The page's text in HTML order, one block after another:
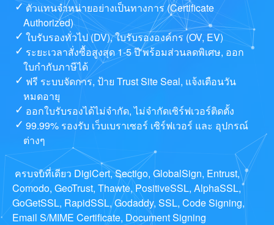
ตัวแทนจำหน่ายอย่างเป็นทางการ (Certificate
Authorized)
ใบรับรองทั่วไป (DV), ใบรับรององค์กร (OV, EV)
ระยะเวลาสั่งซื้อสูงสุด 1-5 ปี พร้อมส่วนลดพิเศษ, ออก
ใบกำกับภาษีได้
ฟรี ระบบจัดการ, ป้าย Trust Site Seal, แจ้งเตือนวัน
หมดอายุ
ออกใบรับรองได้ไม่จำกัด, ไม่จำกัดเซิร์ฟเวอร์ติดตั้ง
99.99% รองรับ เว็บเบราเซอร์ เซิร์ฟเวอร์ และ อุปกรณ์
ต่างๆ
ครบจบที่เดียว DigiCert, Sectigo, GlobalSign, Entrust,
Comodo, GeoTrust, Thawte, PositiveSSL, AlphaSSL,
GoGetSSL, RapidSSL, Godaddy, SSL, Code Signing,
Email S/MIME Certificate, Document Signing